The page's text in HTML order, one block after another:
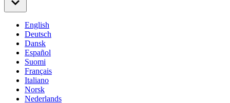
English
Deutsch
Dansk
Español
Suomi
Français
Italiano
Norsk
Nederlands